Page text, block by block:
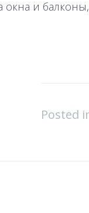
окна и
Posted